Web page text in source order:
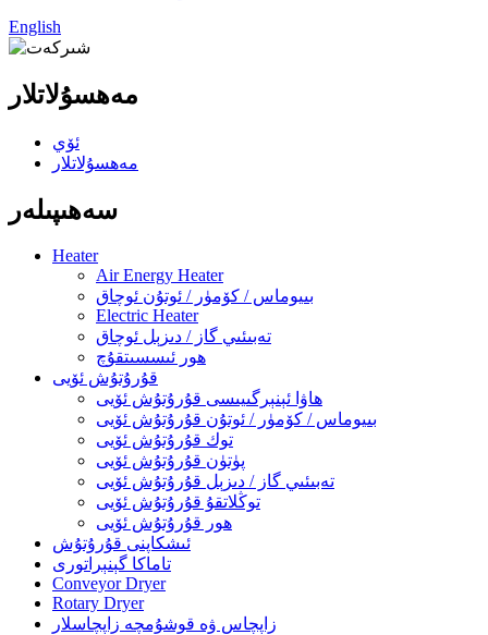
English
مەھسۇلاتلار
ئۆي
مەھسۇلاتلار
سەھىپىلەر
Heater
Air Energy Heater
بىيوماس / كۆمۈر / ئوتۇن ئوچاق
Electric Heater
تەبىئىي گاز / دىزېل ئوچاق
ھور ئىسسىتقۇچ
قۇرۇتۇش ئۆيى
ھاۋا ئېنېرگىيىسى قۇرۇتۇش ئۆيى
بىيوماس / كۆمۈر / ئوتۇن قۇرۇتۇش ئۆيى
توك قۇرۇتۇش ئۆيى
پۈتۈن قۇرۇتۇش ئۆيى
تەبىئىي گاز / دىزېل قۇرۇتۇش ئۆيى
توڭلاتقۇ قۇرۇتۇش ئۆيى
ھور قۇرۇتۇش ئۆيى
ئىشكاپنى قۇرۇتۇش
تاماكا گېنېراتورى
Conveyor Dryer
Rotary Dryer
زاپچاس ۋە قوشۇمچە زاپچاسلار